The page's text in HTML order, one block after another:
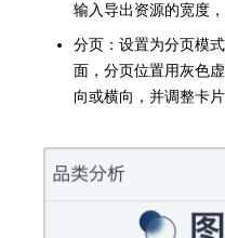
输入导出资源的宽度
分页：设置为分页模
面，分页位置用灰色
向或横向，并调整卡片